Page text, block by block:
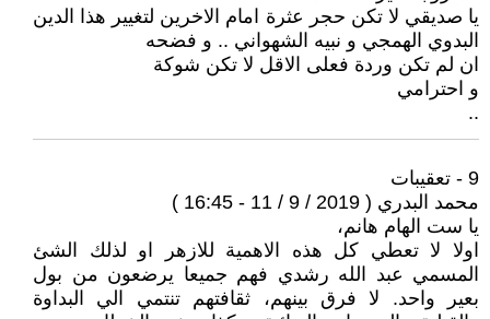
يا صديقي لا تكن حجر عثرة امام الاخرين لتغيير هذا الدين
البدوي الهمجي و نبيه الشهواني .. و فضحه
ان لم تكن وردة فعلى الاقل لا تكن شوكة
و احترامي
..
9 - تعقيبات
محمد البدري ( 2019 / 9 / 11 - 16:45 )
يا ست الهام هانم،
اولا لا تعطي كل هذه الاهمية للازهر او لذلك الشئ
المسمي عبد الله رشدي فهم جميعا يرضعون من بول
بعير واحد. لا فرق بينهم، ثقافتهم تنتمي الي البداوة